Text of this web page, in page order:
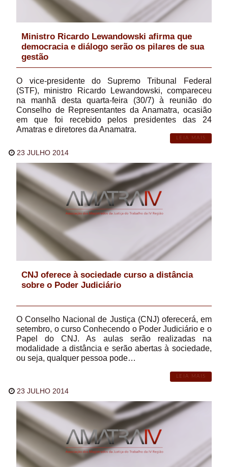
Ministro Ricardo Lewandowski afirma que
democracia e diálogo serão os pilares de sua
gestão
O vice-presidente do Supremo Tribunal Federal
(STF), ministro Ricardo Lewandowski, compareceu
na manhã desta quarta-feira (30/7) à reunião do
Conselho de Representantes da Anamatra, ocasião
em que foi recebido pelos presidentes das 24
Amatras e diretores da Anamatra.
LEIA MAIS
23 JULHO 2014
CNJ oferece à sociedade curso a distância
sobre o Poder Judiciário
O Conselho Nacional de Justiça (CNJ) oferecerá, em
setembro, o curso Conhecendo o Poder Judiciário e o
Papel do CNJ. As aulas serão realizadas na
modalidade a distância e serão abertas à sociedade,
ou seja, qualquer pessoa pode…
LEIA MAIS
23 JULHO 2014